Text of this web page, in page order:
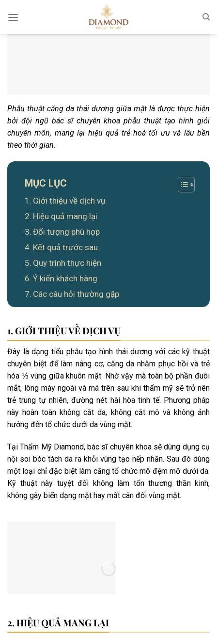
đến
Phẫu thuật căng da thái dương giữa mặt là được thực hiện
bởi đội ngũ bác sĩ chuyên khoa phẫu thuật tạo hình giỏi
chuyên môn, mang lại hiệu quả trẻ hoá tối ưu và lâu bền
theo thời gian.
MỤC LỤC
Giới thiệu về dịch vụ
Hiệu quả mang lại
Đối tượng phù hợp
Kết quả trước sau
Quy trình thực hiện
Ý kiến khách hàng
Các câu hỏi thường gặp
GIỚI THIỆU VỀ DỊCH VỤ
Đây là dạng tiểu phẫu tạo hình thái dương với các kỹ thuật
chuyên biệt để làm nâng cơ, căng da nhằm phục hồi và trẻ
hóa ⅓ vùng giữa khuôn mặt. Nhờ vậy mà toàn bộ phần đuôi
mắt, lông mày ngoài và má trên sau khi thẩm mỹ sẽ trở nên
trẻ trung tự nhiên, đường nét hài hòa tinh tế. Phương pháp
này hoàn toàn không cắt da, không cắt mô và không ảnh
hưởng đến tổ chức dưới da vùng mặt.
Tại Thẩm Mỹ Diamond, bác sĩ chuyên khoa sẽ dùng dụng cụ
nội soi bóc tách da ra khỏi vùng tạo nếp nhăn. Sau đó dùng
một loại chỉ đặc biệt làm căng tổ chức mô đệm mỡ dưới da.
Kỹ thuật này tuyệt đối không làm tổn thương thần kinh,
không gây biến dạng mặt hay mất cân đối vùng mặt.
HIỆU QUẢ MANG LẠI